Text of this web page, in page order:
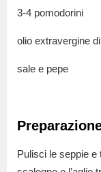
3-4 pomodorini
olio extravergine
sale e pepe
Pulisci le seppie e